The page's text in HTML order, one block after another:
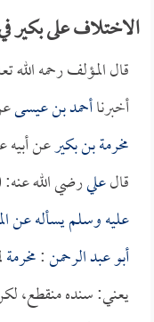
الاختلاف على بكير
قال المؤلف رحمه
أخبرناأحمد بن عيسى
مخرمة بن بكيرعن
قالعليرضي الله
عليه وسلم يسأله
أبو عبد الرحمن:مخرمة
يعني: سنده منقطع،